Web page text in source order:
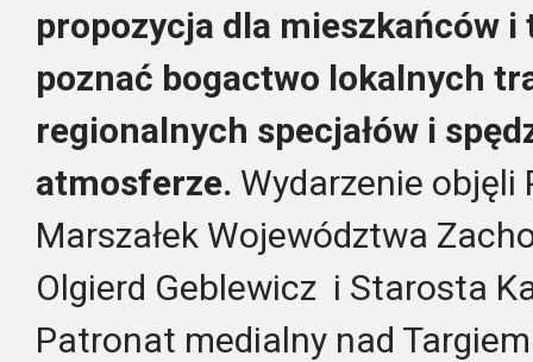
propozycja dla mieszkańców
poznać bogactwo lokalnych
regionalnych specjałów i
atmosferze. Wydarzenie
Marszałek Województwa
Olgierd Geblewicz i Starosta
Patronat medialny nad